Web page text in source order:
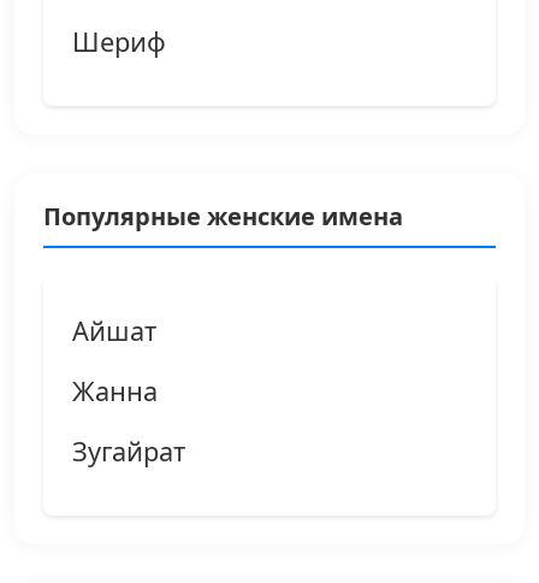
Шериф
Популярные женские имена
Айшат
Жанна
Зугайрат